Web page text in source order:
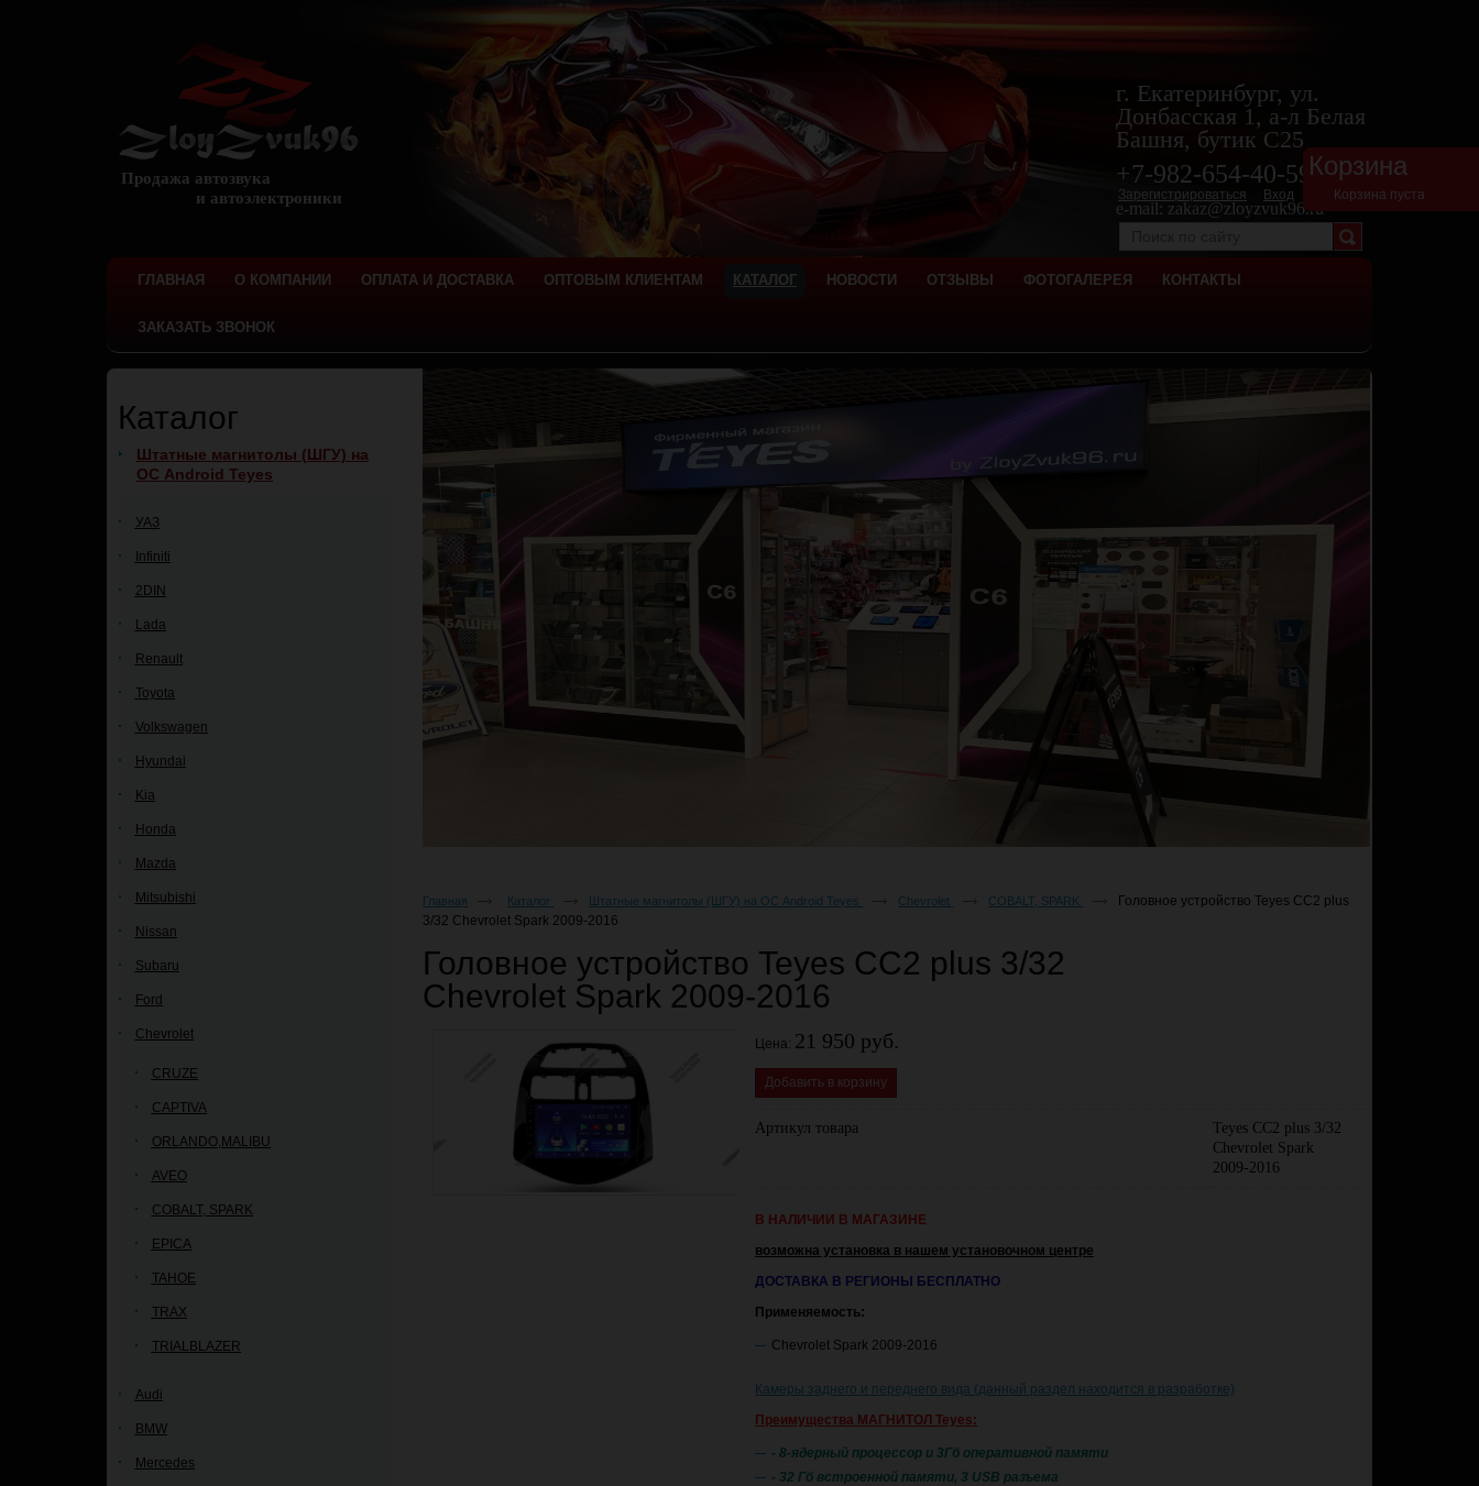
Зарегистрироваться Вход
г. Екатеринбург, ул.
Донбасская 1, а-л Белая
Башня, бутик С25
+7-982-654-40-59
e-mail: zakaz@zloyzvuk96.ru
Продажа автозвука
и автоэлектроники
ГЛАВНАЯ О КОМПАНИИ ОПЛАТА И ДОСТАВКА ОПТОВЫМ КЛИЕНТАМ КАТАЛОГ НОВОСТИ ОТЗЫВЫ ФОТОГАЛЕРЕЯ КОНТАКТЫ
ЗАКАЗАТЬ ЗВОНОК
Корзина
Корзина пуста
Каталог
Штатные магнитолы (ШГУ) на
ОС Android Teyes
УАЗ
Infiniti
2DIN
Lada
Renault
Toyota
Volkswagen
Hyundai
Kia
Honda
Mazda
Mitsubishi
Nissan
Subaru
Ford
Chevrolet
CRUZE
CAPTIVA
ORLANDO,MALIBU
AVEO
COBALT, SPARK
EPICA
TAHOE
TRAX
TRIALBLAZER
Audi
BMW
Mercedes
Главная Каталог Штатные магнитолы (ШГУ) на ОС Android Teyes Chevrolet COBALT, SPARK
Головное устройство Teyes CC2 plus
3/32 Chevrolet Spark 2009-2016
Головное устройство Teyes CC2 plus 3/32
Chevrolet Spark 2009-2016
Цена: 21 950 руб.
Добавить в корзину
Артикул товара
Teyes CC2 plus 3/32
Chevrolet Spark
2009-2016
В НАЛИЧИИ В МАГАЗИНЕ
возможна установка в нашем установочном центре
ДОСТАВКА В РЕГИОНЫ БЕСПЛАТНО
Применяемость:
Chevrolet Spark 2009-2016
Камеры заднего и переднего вида (данный раздел находится в разработке)
Преимущества МАГНИТОЛ Teyes:
- 8-ядерный процессор и 3Гб оперативной памяти
- 32 Гб встроенной памяти, 3 USB разъема